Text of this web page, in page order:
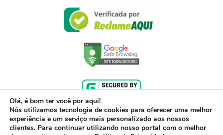
Olá, é bom ter você por aqui!
Nós utilizamos tecnologia de cookies para oferecer uma melhor
experiência e um serviço mais personalizado aos nossos
clientes. Para continuar utilizando nosso portal com o melhor